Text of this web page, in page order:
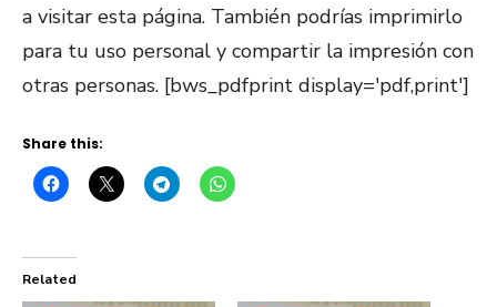
a visitar esta página. También podrías imprimirlo
para tu uso personal y compartir la impresión con
otras personas. [bws_pdfprint display='pdf,print']
Share this:
Related